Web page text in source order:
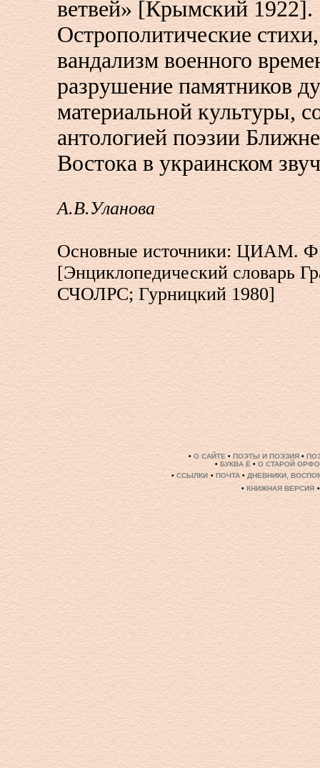
ветвей» [Крымский 1922].
Острополитические
вандализм военного
разрушение памятников
материальной культуры,
антологией поэзии
Востока в украинском
А.В.Уланова
Основные источники: ЦИАМ.
[Энциклопедический словарь
СЧОЛРС; Гурницкий 1980]